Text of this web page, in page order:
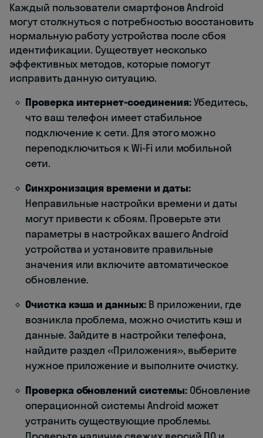
Каждый пользователи смартфонов Android
могут столкнуться с потребностью восстановить
нормальную работу устройства после сбоя
идентификации. Существует несколько
эффективных методов, которые помогут
исправить данную ситуацию.
Проверка интернет-соединения:Убедитесь,
что ваш телефон имеет стабильное
подключение к сети. Для этого можно
переподключиться к Wi-Fi или мобильной
сети.
Синхронизация времени и даты:
Неправильные настройки времени и даты
могут привести к сбоям. Проверьте эти
параметры в настройках вашего Android
устройства и установите правильные
значения или включите автоматическое
обновление.
Очистка кэша и данных:В приложении, где
возникла проблема, можно очистить кэш и
данные. Зайдите в настройки телефона,
найдите раздел «Приложения», выберите
нужное приложение и выполните очистку.
Проверка обновлений системы:Обновление
операционной системы Android может
устранить существующие проблемы.